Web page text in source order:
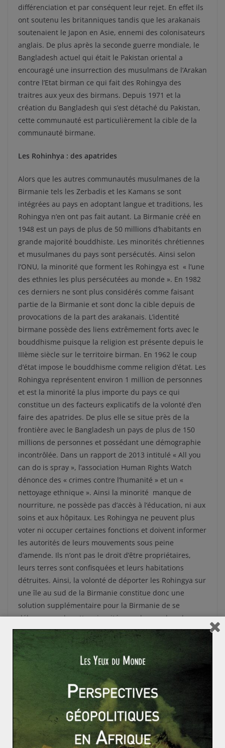
différenciation et par conséquent leur rejet. En effet ils
ont soutenu les britanniques tandis que les arakanais
soutenaient le Japon en Asie, ennemi des colonisateurs
anglais. De plus après la seconde guerre mondiale, le
Bangladesh actuel qui était le Pakistan oriental a
encouragé une insurrection des musulmans de l’Arakan
contre l’Etat birman ce qui fait des Rohingya des
traitres aux yeux des birmans. Depuis 1971 et la
création du Bangladesh qui s’est détaché du Pakistan,
cette communauté est particulièrement la cible de la
communauté birmane.
Les Rohinhya : des apatrides
Alors que les autres communautés musulmanes de la
Birmanie tels les Zerbadis et les Kamans se sont
intégrées au pays en adoptant langue et traditions, les
Rohingya n’en ont pas fait autant. La Birmanie créé en
1948 est un pays de plus de 50 millions d’habitants en
grande majorité bouddhiste. Les minorités chrétiennes
et musulmanes du pays sont persécutés. Ainsi selon
l’ONU, la minorité que forment les Rohingya est « l’une
des ethnies les plus persécutées au monde ». En 1982
ces derniers ne sont plus considérés comme faisant
partie de la Birmanie et sont donc la cible depuis de
provocations de la part des arakanais. L’identité
birmane possède des liens extrêmement forts avec le
bouddhisme puisque la religion est présente depuis le
IIIème siècle sur le territoire birman. En 1962 le coup
d’état impose le bouddhisme comme religion d’état. Les
Rohingya représentent environ 1 million de personnes
et est la minorité la plus importe du pays ce qui
constitue un des facteurs explicatifs de la volonté d’en
faire des apatrides. De plus elle se situe près de la
frontière avec le Bangladesh un pays de plus de 150
millions de personnes et possédant une démographie
incontrôlée. Dans un rapport de 2013 intitulé « All you
can do is spray », l’association Human Rights Watch
dénonce des « crimes contre l’humanité » et un «
nettoyage ethnique ». Ainsi la minorité manque de
nourriture, ne possède pas d’accès à l’éducation, ni aux
soins et aux hôpitaux. Les Rohingya ne peuvent plus
voter ni occuper certaines fonctions et doivent informer
les autorités de leurs mouvements sous peine
d’amende. Ils n’ont pas le droit d’être propriétaires,
leurs terres sont confisquées et leurs habitations
détruites. Ainsi, la volonté de déporter les Rohingya sur
une île au sud de la Birmanie constitue donc une
solution supplémentaire pour la Birmanie de se
débarrasser de cette minorité musulmane dans le pays
bouddhiste.
Retour sur les élections espagnoles
L’intelligence économique américaine (2/2)